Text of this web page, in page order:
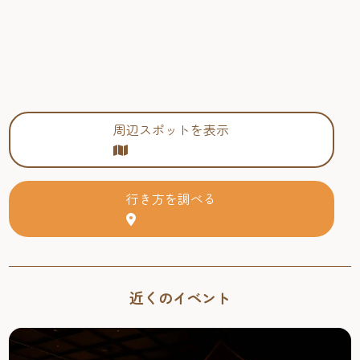
周辺スポットを表示
行き方を調べる
近くのイベント